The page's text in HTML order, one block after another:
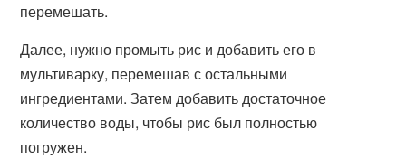
перемешать.
Далее, нужно промыть рис и добавить его в
мультиварку, перемешав с остальными
ингредиентами. Затем добавить достаточное
количество воды, чтобы рис был полностью
погружен.